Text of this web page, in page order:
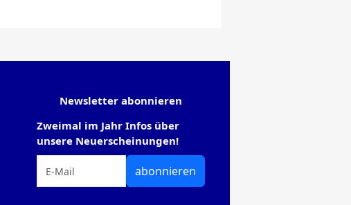
Newsletter abonnieren
Zweimal im Jahr Infos über
unsere Neuerscheinungen!
abonnieren